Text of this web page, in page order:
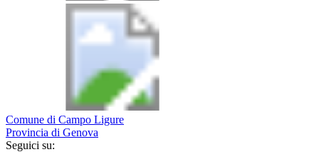
Comune di Campo Ligure
Provincia di Genova
Seguici su: